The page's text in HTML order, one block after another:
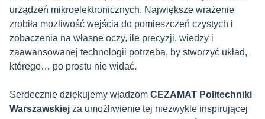
urządzeń mikroelektronicznych. Największe wrażenie
zrobiła możliwość wejścia do pomieszczeń czystych i
zobaczenia na własne oczy, ile precyzji, wiedzy i
zaawansowanej technologii potrzeba, by stworzyć układ,
którego… po prostu nie widać.
Serdecznie dziękujemy władzom CEZAMAT Politechniki
Warszawskiej za umożliwienie tej niezwykle inspirującej